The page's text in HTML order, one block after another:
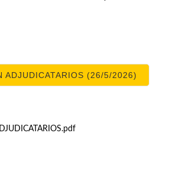
ADJUDICATARIOS (26/5/2026)